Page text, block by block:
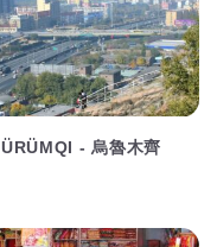
ÜRÜMQI - 烏魯木齊